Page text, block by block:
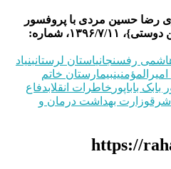
رضا حسین مردی با پروفسور
بابک باباپور {خدمت در پرتو میهن دوستی}، ۱۳۹۶/۷/۱۱، شماره:
هاشمی رفسنجانیاستان لرستانبنیاد
بیمارستان خاتم‌
باباپور خاطرات انقلابدفاع
شرقوزارت بهداشت درمان و
https://